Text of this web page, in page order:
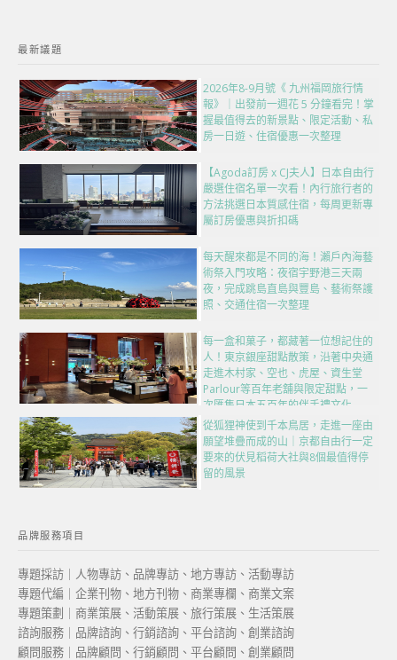
最新議題
2026年8-9月號《 九州福岡旅行情
報》｜出發前一週花 5 分鐘看完！掌
握最值得去的新景點、限定活動、私
房一日遊、住宿優惠一次整理
【Agoda訂房 x CJ夫人】日本自由行
嚴選住宿名單一次看！內行旅行者的
方法挑選日本質感住宿，每周更新專
屬訂房優惠與折扣碼
每天醒來都是不同的海！瀨戶內海藝
術祭入門攻略：夜宿宇野港三天兩
夜，完成跳島直島與豐島、藝術祭護
照、交通住宿一次整理
每一盒和菓子，都藏著一位想記住的
人！東京銀座甜點散策，沿著中央通
走進木村家、空也、虎屋、資生堂
Parlour等百年老舖與限定甜點，一
次匯集日本五百年的伴手禮文化
從狐狸神使到千本鳥居，走進一座由
願望堆疊而成的山｜京都自由行一定
要來的伏見稻荷大社與8個最值得停
留的風景
品牌服務項目
專題採訪｜人物專訪、品牌專訪、地方專訪、活動專訪
專題代編｜企業刊物、地方刊物、商業專欄、商業文案
專題策劃｜商業策展、活動策展、旅行策展、生活策展
諮詢服務｜品牌諮詢、行銷諮詢、平台諮詢、創業諮詢
顧問服務｜品牌顧問、行銷顧問、平台顧問、創業顧問